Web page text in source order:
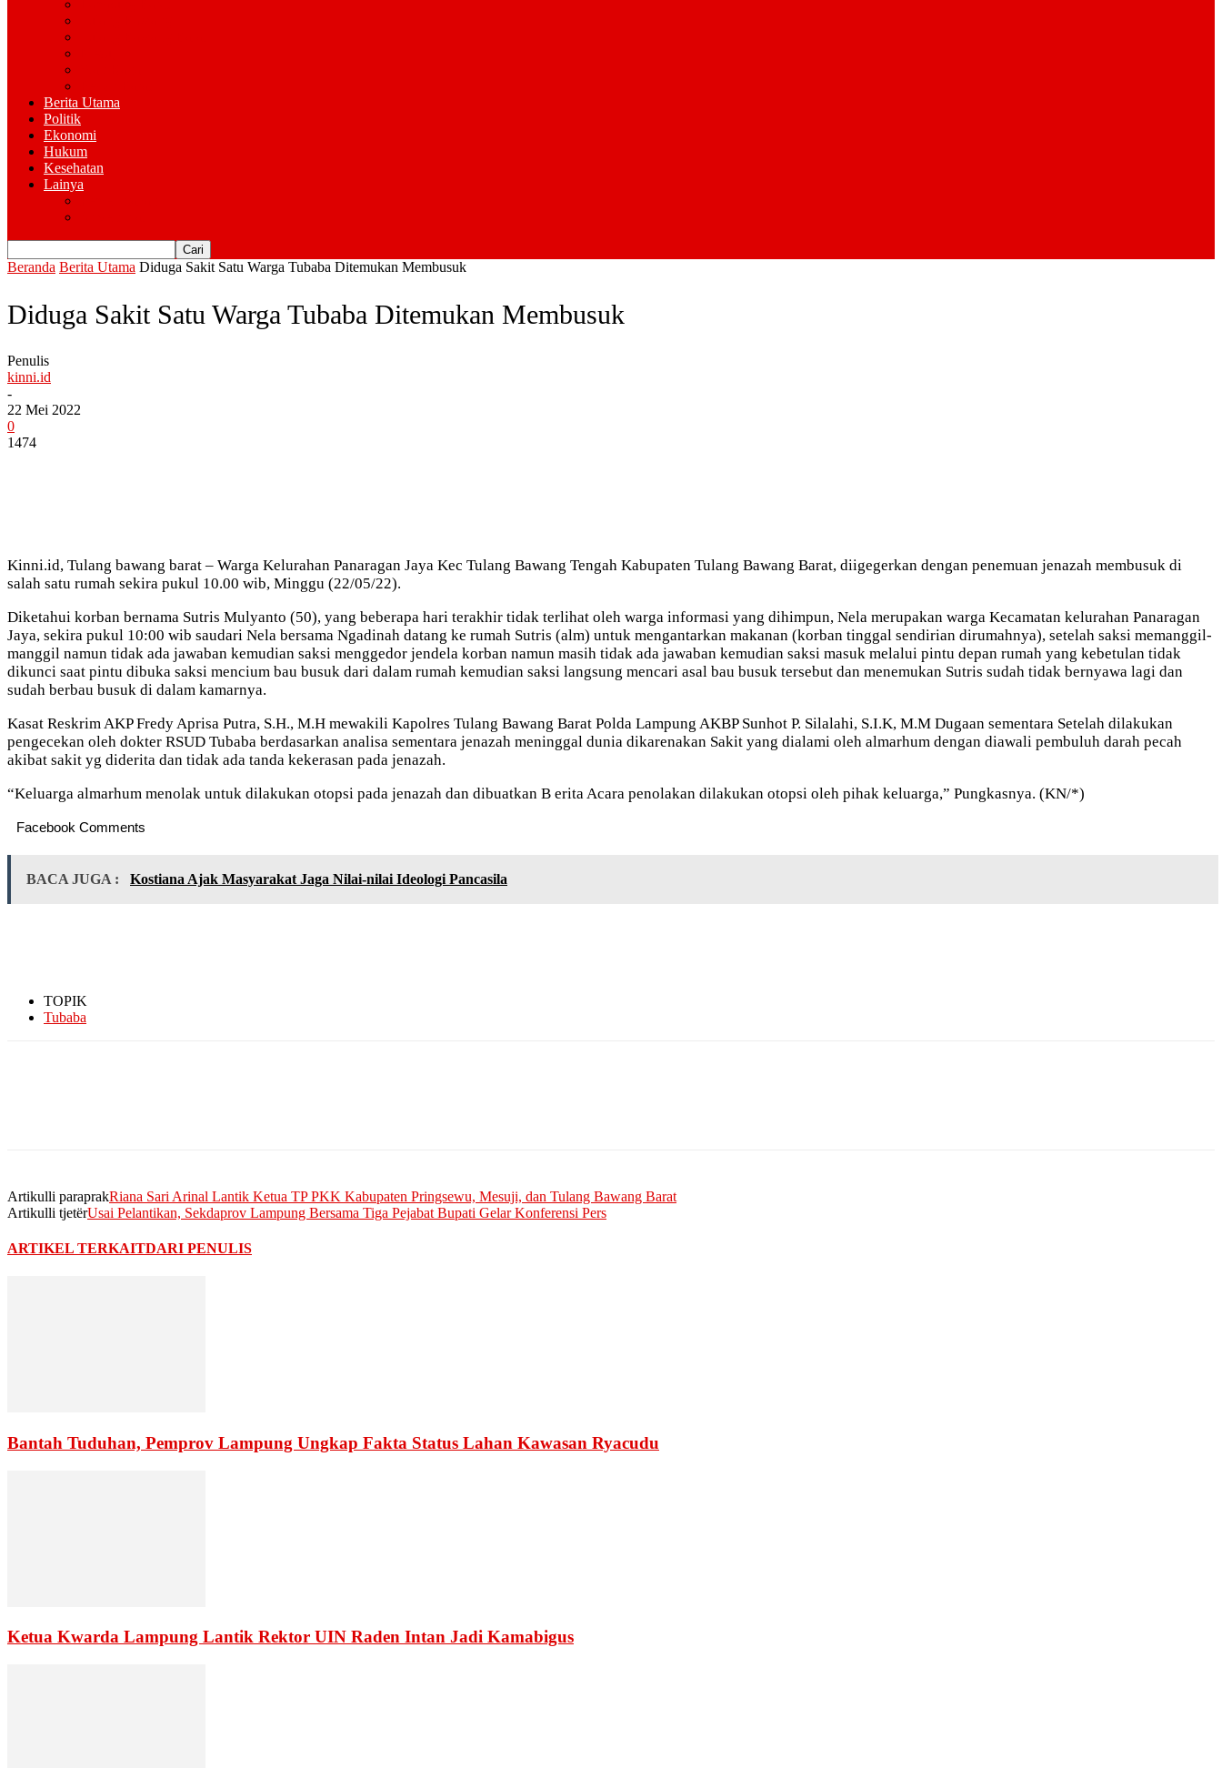
Berita Utama
Politik
Ekonomi
Hukum
Kesehatan
Lainya
Beranda Berita Utama Diduga Sakit Satu Warga Tubaba Ditemukan Membusuk
Diduga Sakit Satu Warga Tubaba Ditemukan Membusuk
Penulis
kinni.id
-
22 Mei 2022
0
1474
Kinni.id, Tulang bawang barat – Warga Kelurahan Panaragan Jaya Kec Tulang Bawang Tengah Kabupaten Tulang Bawang Barat, diigegerkan dengan penemuan jenazah membusuk di
salah satu rumah sekira pukul 10.00 wib, Minggu (22/05/22).
Diketahui korban bernama Sutris Mulyanto (50), yang beberapa hari terakhir tidak terlihat oleh warga informasi yang dihimpun, Nela merupakan warga Kecamatan kelurahan Panaragan
Jaya, sekira pukul 10:00 wib saudari Nela bersama Ngadinah datang ke rumah Sutris (alm) untuk mengantarkan makanan (korban tinggal sendirian dirumahnya), setelah saksi memanggil-
manggil namun tidak ada jawaban kemudian saksi menggedor jendela korban namun masih tidak ada jawaban kemudian saksi masuk melalui pintu depan rumah yang kebetulan tidak
dikunci saat pintu dibuka saksi mencium bau busuk dari dalam rumah kemudian saksi langsung mencari asal bau busuk tersebut dan menemukan Sutris sudah tidak bernyawa lagi dan
sudah berbau busuk di dalam kamarnya.
Kasat Reskrim AKP Fredy Aprisa Putra, S.H., M.H mewakili Kapolres Tulang Bawang Barat Polda Lampung AKBP Sunhot P. Silalahi, S.I.K, M.M Dugaan sementara Setelah dilakukan
pengecekan oleh dokter RSUD Tubaba berdasarkan analisa sementara jenazah meninggal dunia dikarenakan Sakit yang dialami oleh almarhum dengan diawali pembuluh darah pecah
akibat sakit yg diderita dan tidak ada tanda kekerasan pada jenazah.
“Keluarga almarhum menolak untuk dilakukan otopsi pada jenazah dan dibuatkan B erita Acara penolakan dilakukan otopsi oleh pihak keluarga,” Pungkasnya. (KN/*)
Facebook Comments
BACA JUGA : Kostiana Ajak Masyarakat Jaga Nilai-nilai Ideologi Pancasila
TOPIK
Tubaba
Artikulli paraprakRiana Sari Arinal Lantik Ketua TP PKK Kabupaten Pringsewu, Mesuji, dan Tulang Bawang Barat
Artikulli tjetërUsai Pelantikan, Sekdaprov Lampung Bersama Tiga Pejabat Bupati Gelar Konferensi Pers
ARTIKEL TERKAITDARI PENULIS
Bantah Tuduhan, Pemprov Lampung Ungkap Fakta Status Lahan Kawasan Ryacudu
Ketua Kwarda Lampung Lantik Rektor UIN Raden Intan Jadi Kamabigus